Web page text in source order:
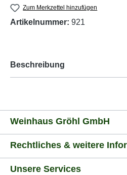
Zum Merkzettel hinzufügen
Artikelnummer: 921
Beschreibung
Weinhaus Gröhl GmbH
Rechtliches & weitere
Unsere Services